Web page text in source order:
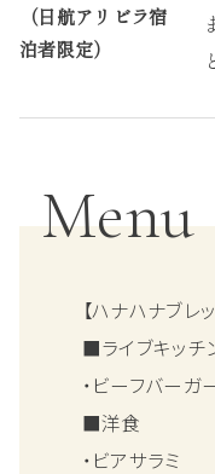
（日航アリビラ宿
泊者限定）
Menu
【ハナハナブレ
■ライブキッチ
・ビーフバーガ
■洋食
・ビアサラミ